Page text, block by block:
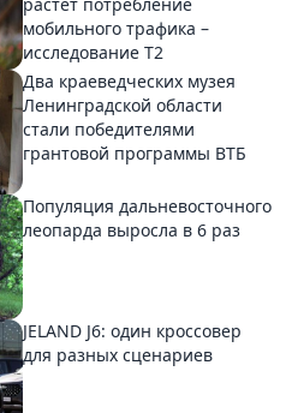
мобильного трафика –
исследование T2
Два краеведческих музея
Ленинградской области
стали победителями
грантовой программы ВТБ
Популяция дальневосточного
леопарда выросла в 6 раз
JELAND J6: один кроссовер
для разных сценариев